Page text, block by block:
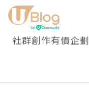
社群創作有價企劃